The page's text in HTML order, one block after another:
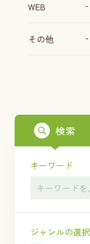
検索
キーワード
ジャンルの選択
WEB -
その他 -